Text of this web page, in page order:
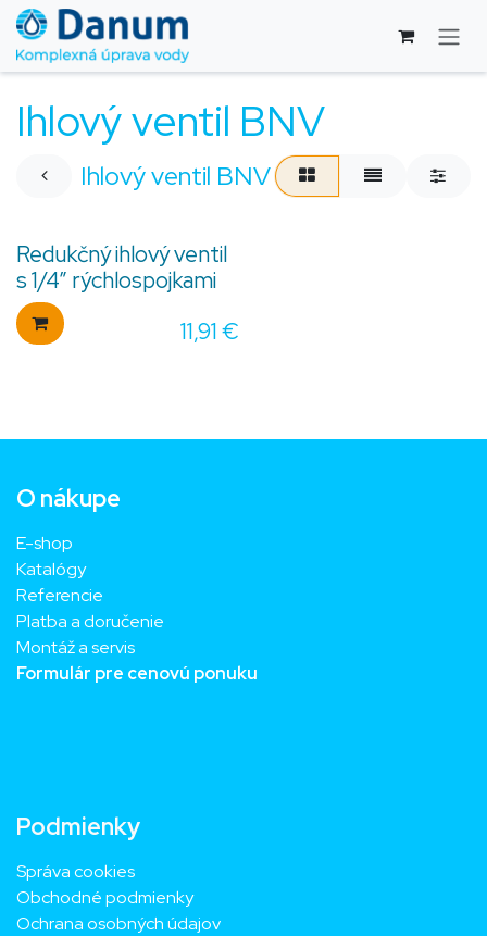
Skip to Content
Ihlový ventil BNV
Ihlový ventil BNV
Redukčný ihlový ventil
s 1/4” rýchlospojkami
11,91€
O nákupe
E-shop
Katalógy
Referencie
Platba a doručenie
Montáž a servis
Formulár pre cenovú ponuku
Podmienky
Správa cookies
Obchodné podmienky
Ochrana osobných údajov